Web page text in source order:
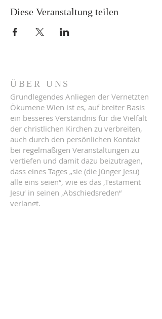
Diese Veranstaltung teilen
ÜBER UNS
Grundlegendes Anliegen der Vernetzten
Ökumene Wien ist es, auf breiter Basis
ein besseres Verständnis für die Vielfalt
der christlichen Kirchen zu verbreiten,
auch durch den persönlichen Kontakt
bei regelmäßigen Veranstaltungen zu
vertiefen und damit dazu beizutragen,
dass eines Tages „sie (die Jünger Jesu)
alle eins seien“, wie es das ‚Testament
Jesu‘ in seinen ‚Abschiedsreden“
verlangt.